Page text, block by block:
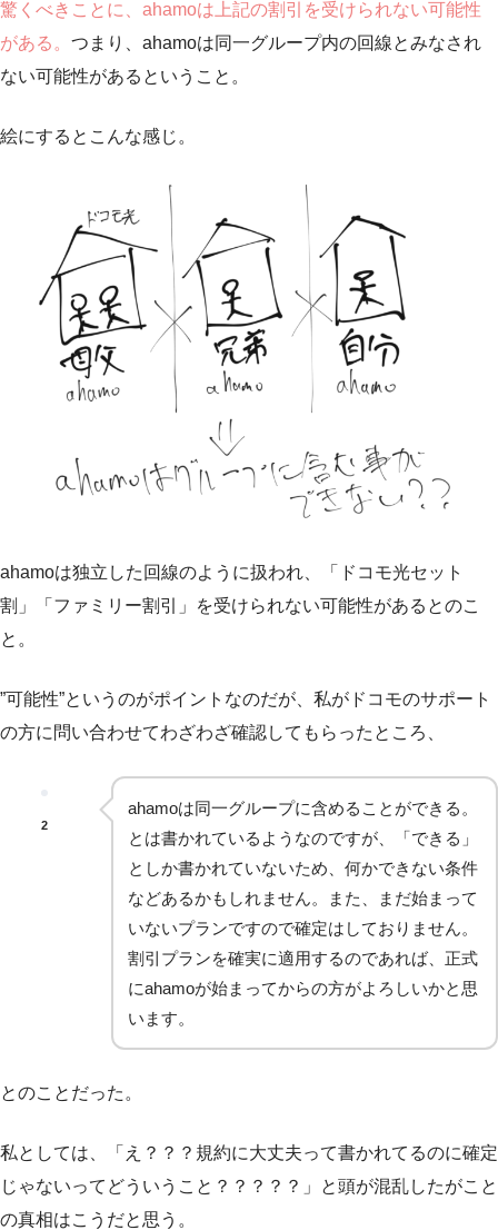
驚くべきことに、ahamoは上記の割引を受けられない可能性
がある。 つまり、ahamoは同一グループ内の回線とみなされ
ない可能性があるということ。
絵にするとこんな感じ。
ahamoは独立した回線のように扱われ、「ドコモ光セット
割」「ファミリー割引」を受けられない可能性があるとのこ
と。
”可能性”というのがポイントなのだが、私がドコモのサポート
の方に問い合わせてわざわざ確認してもらったところ、
2
ahamoは同一グループに含めることができる。
とは書かれているようなのですが、「できる」
としか書かれていないため、何かできない条件
などあるかもしれません。また、まだ始まって
いないプランですので確定はしておりません。
割引プランを確実に適用するのであれば、正式
にahamoが始まってからの方がよろしいかと思
います。
とのことだった。
私としては、「え？？？規約に大丈夫って書かれてるのに確定
じゃないってどういうこと？？？？？」と頭が混乱したがこと
の真相はこうだと思う。